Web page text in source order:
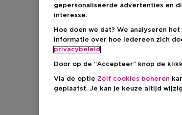
gepersonaliseerde advertenties en
interesse.
Hoe doen we dat? We analyseren
informatie over hoe iedereen zich
privacybeleid
Door op de “Accepteer” knop de
Via de optie Zelf cookies beheren
geplaatst. Je kan je keuze altijd